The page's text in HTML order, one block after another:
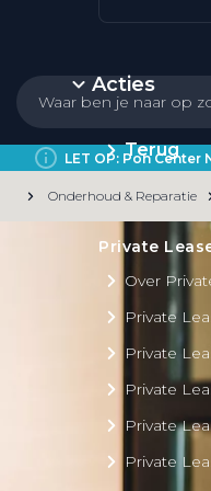
Acties
Terug
Private
Over
Private
Private
Private
Private
Private
LET OP: Pon
Onderhoud & Reparatie